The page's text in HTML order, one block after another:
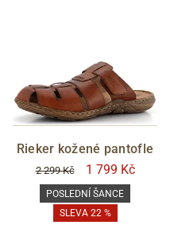
Rieker kožené pantofle
2 299 Kč 1 799 Kč
POSLEDNÍ ŠANCE
SLEVA 22 %